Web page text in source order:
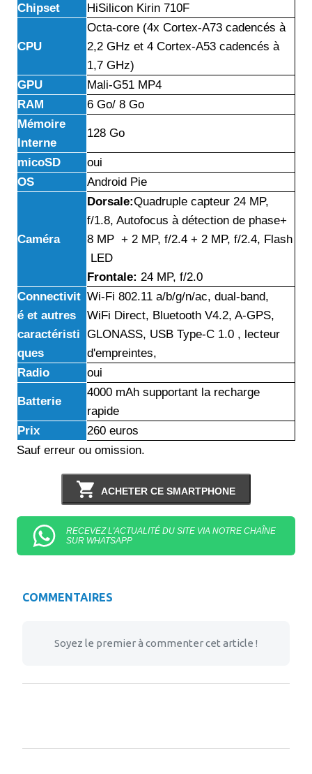
Chipset
HiSilicon Kirin 710F
CPU
Octa-core (4x Cortex-A73 cadencés à
2,2 GHz et 4 Cortex-A53 cadencés à
1,7 GHz)
GPU
Mali-G51 MP4
RAM
6 Go/ 8 Go
Mémoire
Interne
128 Go
micoSD
oui
OS
Android Pie
Caméra
Dorsale:Quadruple capteur 24 MP,
f/1.8, Autofocus à détection de phase+
8 MP + 2 MP, f/2.4 + 2 MP, f/2.4, Flash
LED
Frontale: 24 MP, f/2.0
Connectivit
é et autres
caractéristi
ques
Wi-Fi 802.11 a/b/g/n/ac, dual-band,
WiFi Direct, Bluetooth V4.2, A-GPS,
GLONASS, USB Type-C 1.0 , lecteur
d'empreintes,
Radio
oui
Batterie
4000 mAh supportant la recharge
rapide
Prix
260 euros
Sauf erreur ou omission.
ACHETER CE SMARTPHONE
RECEVEZ L'ACTUALITÉ DU SITE VIA NOTRE CHAÎNE
SUR WHATSAPP
COMMENTAIRES
Soyez le premier à commenter cet article !